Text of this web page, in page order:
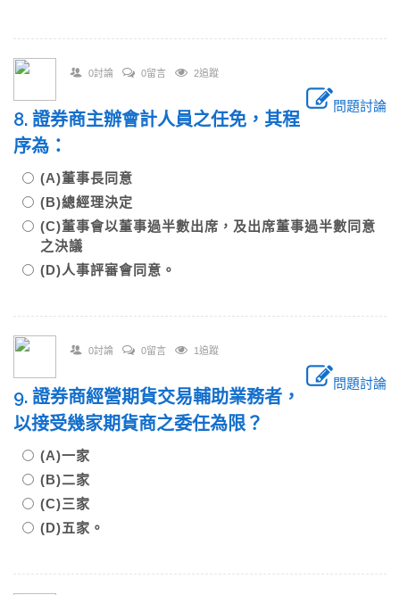
0討論 0留言 2追蹤
問題討論
8. 證券商主辦會計人員之任免，其程
序為：
(A)董事長同意
(B)總經理決定
(C)董事會以董事過半數出席，及出席董事過半數同意
之決議
(D)人事評審會同意。
0討論 0留言 1追蹤
問題討論
9. 證券商經營期貨交易輔助業務者，
以接受幾家期貨商之委任為限？
(A)一家
(B)二家
(C)三家
(D)五家。